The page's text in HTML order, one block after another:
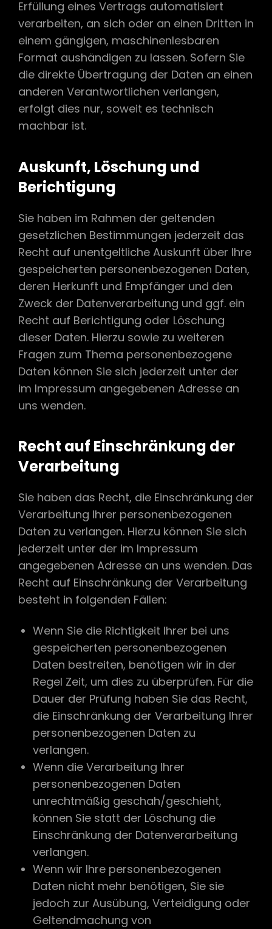
Erfüllung eines Vertrags automatisiert
verarbeiten, an sich oder an einen Dritten in
einem gängigen, maschinenlesbaren
Format aushändigen zu lassen. Sofern Sie
die direkte Übertragung der Daten an einen
anderen Verantwortlichen verlangen,
erfolgt dies nur, soweit es technisch
machbar ist.
Auskunft, Löschung und
Berichtigung
Sie haben im Rahmen der geltenden
gesetzlichen Bestimmungen jederzeit das
Recht auf unentgeltliche Auskunft über Ihre
gespeicherten personenbezogenen Daten,
deren Herkunft und Empfänger und den
Zweck der Datenverarbeitung und ggf. ein
Recht auf Berichtigung oder Löschung
dieser Daten. Hierzu sowie zu weiteren
Fragen zum Thema personenbezogene
Daten können Sie sich jederzeit unter der
im Impressum angegebenen Adresse an
uns wenden.
Recht auf Einschränkung der
Verarbeitung
Sie haben das Recht, die Einschränkung der
Verarbeitung Ihrer personenbezogenen
Daten zu verlangen. Hierzu können Sie sich
jederzeit unter der im Impressum
angegebenen Adresse an uns wenden. Das
Recht auf Einschränkung der Verarbeitung
besteht in folgenden Fällen:
Wenn Sie die Richtigkeit Ihrer bei uns
gespeicherten personenbezogenen
Daten bestreiten, benötigen wir in der
Regel Zeit, um dies zu überprüfen. Für die
Dauer der Prüfung haben Sie das Recht,
die Einschränkung der Verarbeitung Ihrer
personenbezogenen Daten zu
verlangen.
Wenn die Verarbeitung Ihrer
personenbezogenen Daten
unrechtmäßig geschah/geschieht,
können Sie statt der Löschung die
Einschränkung der Datenverarbeitung
verlangen.
Wenn wir Ihre personenbezogenen
Daten nicht mehr benötigen, Sie sie
jedoch zur Ausübung, Verteidigung oder
Geltendmachung von